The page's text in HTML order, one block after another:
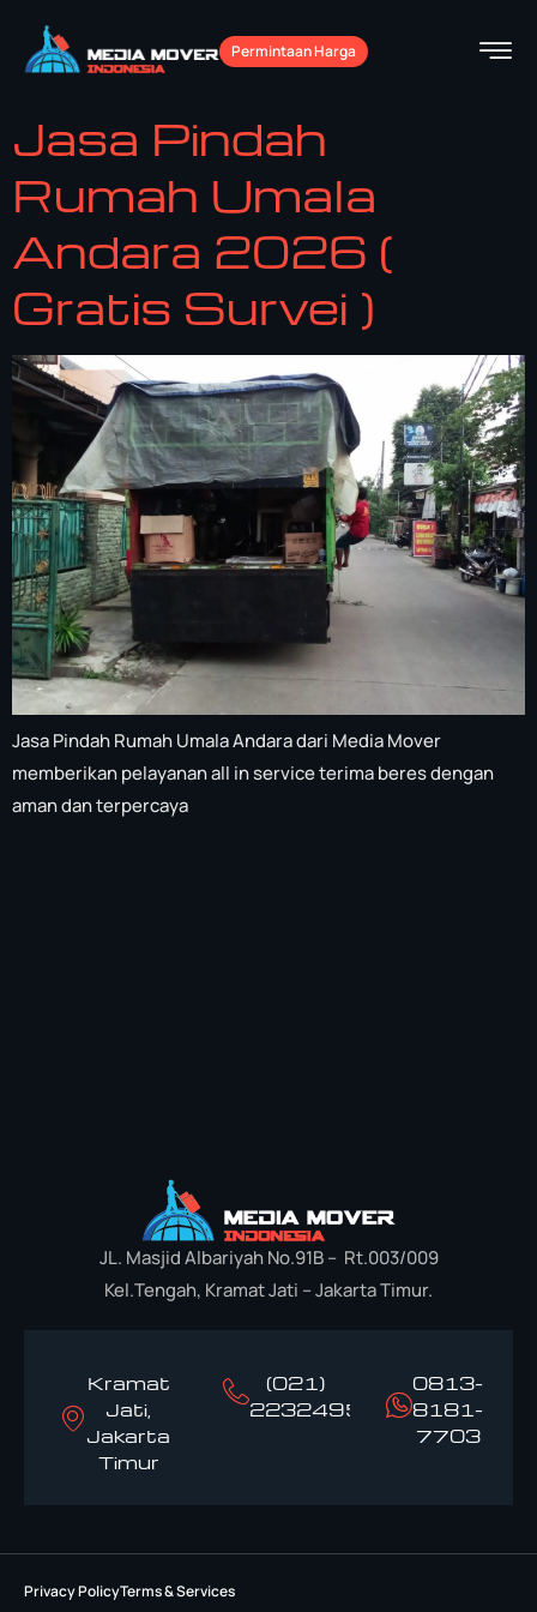
Permintaan Harga
Jasa Pindah
Rumah Umala
Andara 2026 (
Gratis Survei )
Jasa Pindah Rumah Umala Andara dari Media Mover
memberikan pelayanan all in service terima beres dengan
aman dan terpercaya
JL. Masjid Albariyah No.91B – Rt.003/009
Kel.Tengah, Kramat Jati – Jakarta Timur.
Kramat
Jati,
Jakarta
Timur
(021)
22324958
0813-
8181-
7703
Privacy PolicyTerms & Services